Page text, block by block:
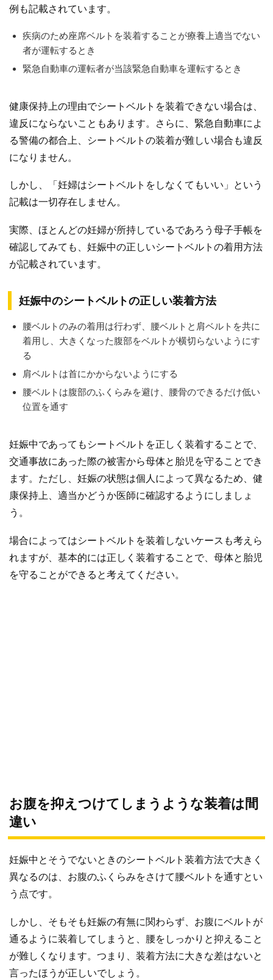
例も記載されています。
疾病のため座席ベルトを装着することが療養上適当でない
者が運転するとき
緊急自動車の運転者が当該緊急自動車を運転するとき
健康保持上の理由でシートベルトを装着できない場合は、
違反にならないこともあります。さらに、緊急自動車によ
る警備の都合上、シートベルトの装着が難しい場合も違反
になりません。
しかし、「妊婦はシートベルトをしなくてもいい」という
記載は一切存在しません。
実際、ほとんどの妊婦が所持しているであろう母子手帳を
確認してみても、妊娠中の正しいシートベルトの着用方法
が記載されています。
妊娠中のシートベルトの正しい装着方法
腰ベルトのみの着用は行わず、腰ベルトと肩ベルトを共に
着用し、大きくなった腹部をベルトが横切らないようにす
る
肩ベルトは首にかからないようにする
腰ベルトは腹部のふくらみを避け、腰骨のできるだけ低い
位置を通す
妊娠中であってもシートベルトを正しく装着することで、
交通事故にあった際の被害から母体と胎児を守ることでき
ます。ただし、妊娠の状態は個人によって異なるため、健
康保持上、適当かどうか医師に確認するようにしましょ
う。
場合によってはシートベルトを装着しないケースも考えら
れますが、基本的には正しく装着することで、母体と胎児
を守ることができると考えてください。
お腹を抑えつけてしまうような装着は間
違い
妊娠中とそうでないときのシートベルト装着方法で大きく
異なるのは、お腹のふくらみをさけて腰ベルトを通すとい
う点です。
しかし、そもそも妊娠の有無に関わらず、お腹にベルトが
通るように装着してしまうと、腰をしっかりと抑えること
が難しくなります。つまり、装着方法に大きな差はないと
言ったほうが正しいでしょう。